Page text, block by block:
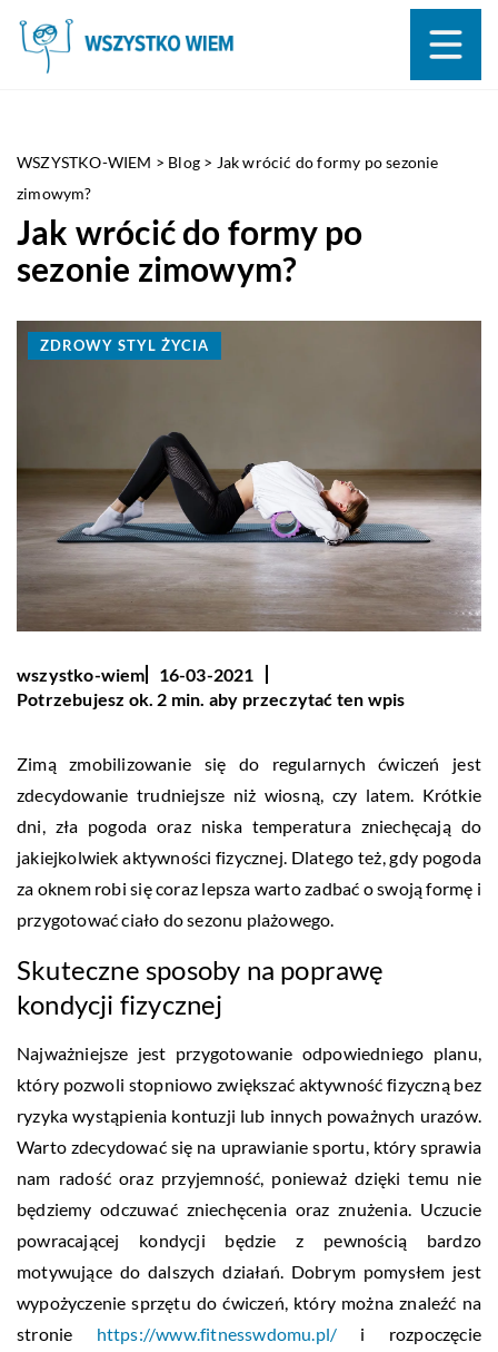
WSZYSTKO-WIEM > Blog > Jak wrócić do formy po sezonie
zimowym?
Jak wrócić do formy po
sezonie zimowym?
ZDROWY STYL ŻYCIA
wszystko-wiem
16-03-2021
Potrzebujesz ok. 2 min. aby przeczytać ten wpis
Zimą zmobilizowanie się do regularnych ćwiczeń jest
zdecydowanie trudniejsze niż wiosną, czy latem. Krótkie
dni, zła pogoda oraz niska temperatura zniechęcają do
jakiejkolwiek aktywności fizycznej. Dlatego też, gdy pogoda
za oknem robi się coraz lepsza warto zadbać o swoją formę i
przygotować ciało do sezonu plażowego.
Skuteczne sposoby na poprawę
kondycji fizycznej
Najważniejsze jest przygotowanie odpowiedniego planu,
który pozwoli stopniowo zwiększać aktywność fizyczną bez
ryzyka wystąpienia kontuzji lub innych poważnych urazów.
Warto zdecydować się na uprawianie sportu, który sprawia
nam radość oraz przyjemność, ponieważ dzięki temu nie
będziemy odczuwać zniechęcenia oraz znużenia. Uczucie
powracającej kondycji będzie z pewnością bardzo
motywujące do dalszych działań. Dobrym pomysłem jest
wypożyczenie sprzętu do ćwiczeń, który można znaleźć na
stronie https://www.fitnesswdomu.pl/ i rozpoczęcie